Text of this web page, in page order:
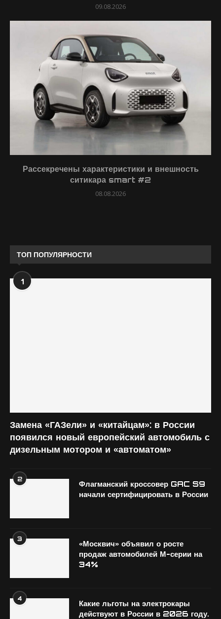
09.08.2026
Рассекречены характеристики и внешность
ситикара smart #2
08.08.2026
ТОП ПОПУЛЯРНОСТИ
1
Замена «ГАЗели» и «китайцам»: в России
появился новый европейский автомобиль с
дизельным мотором и «автоматом»
2
Флагманский кроссовер GAC S9
начали сертифицировать в России
3
«Москвич» объявил о росте
продаж автомобилей М-серии на
34%
4
Какие льготы на электрокары
действуют в России в 2026 году.